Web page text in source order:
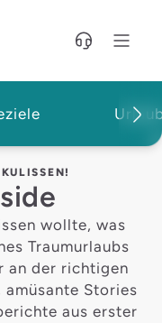
wollte, was
Traumurlaubs
an der richtigen
amüsante Stories
aus erster